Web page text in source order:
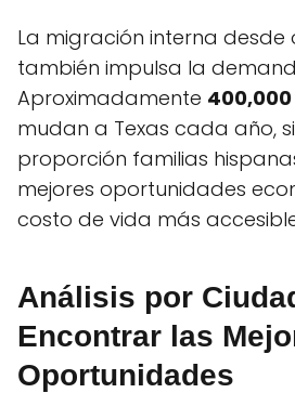
La migración interna desde
también impulsa la
Aproximadamente
mudan a Texas cada año,
proporción familias
mejores oportunidades
costo de vida más
Análisis por
Encontrar las
Oportunidades